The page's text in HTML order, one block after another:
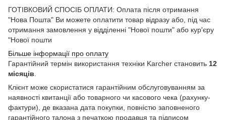
ГОТІВКОВИЙ СПОСІБ ОПЛАТИ: Оплата після отримання
"Нова Пошта" Ви можете оплатити товар відразу або, під час
отримання замовлення у відділенні "Нової пошти" або кур'єру
"Нової пошти
Більше інформації про оплату
Гарантійний термін використання техніки Karcher становить 12
місяців
Клієнт може скористатися гарантійним обслуговуванням за
наявності квитанції або товарного чи касового чека (рахунку-
фактури), де вказана дата покупки, повністю заповненого
гарантійного талона з печаткою продавця та підписом